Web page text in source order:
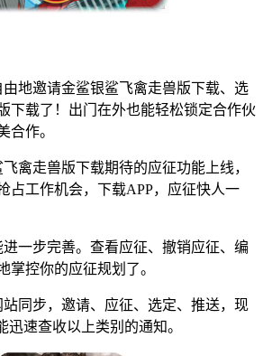
邀请金鲨银鲨飞禽走兽版下载、选
下载了！出门在外也能轻松锁定合作伙
合作。
走兽版下载期待的应征功能上线，
占工作机会，下载APP，应征快人一
步完善。查看应征、撤销应征、编
掌控你的应征规划了。
步，邀请、应征、选定、推送，现
迅速查收以上类别的通知。